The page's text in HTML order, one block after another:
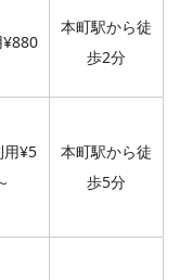
本町駅から徒
歩2分
用¥5
本町駅から徒
歩5分